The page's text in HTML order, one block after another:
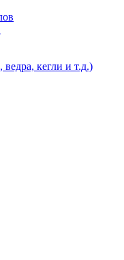
кегли и т.д.)